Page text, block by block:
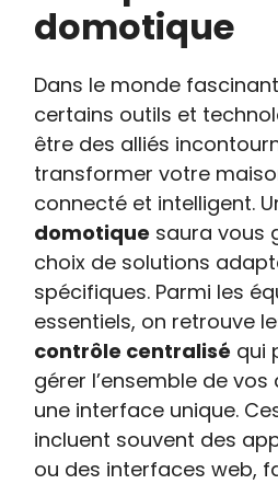
domotique
Dans le monde
certains outils et
être des alliés
transformer votre
connecté et intelligent.
domotique saura vous
choix de solutions
spécifiques. Parmi les
essentiels, on retrouve
contrôle centralisé qui
gérer l’ensemble de
une interface unique.
incluent souvent des
ou des interfaces web,